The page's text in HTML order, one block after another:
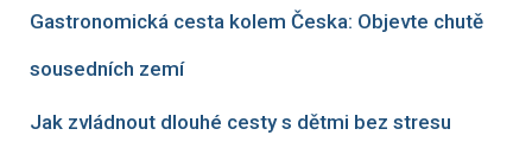
Gastronomická cesta kolem Česka: Objevte chutě
sousedních zemí
Jak zvládnout dlouhé cesty s dětmi bez stresu